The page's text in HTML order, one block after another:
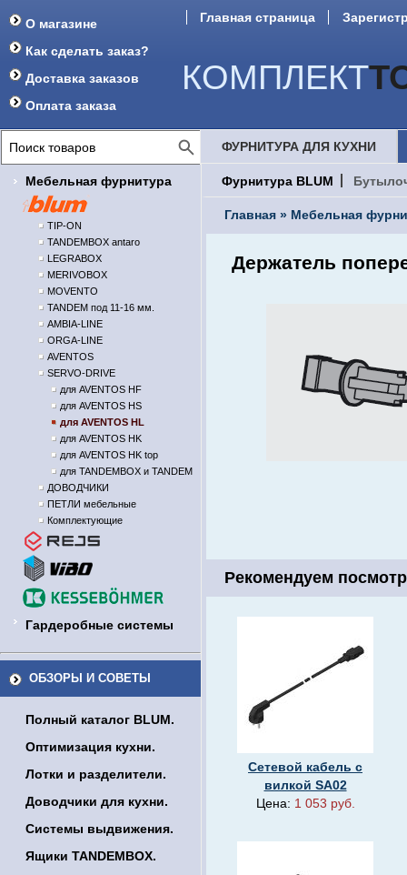
О магазине
Как сделать заказ?
Доставка заказов
Оплата заказа
Главная страница
КОМПЛЕКТ
Мебельная фурнитура
TIP-ON
TANDEMBOX antaro
LEGRABOX
MERIVOBOX
MOVENTO
TANDEM под 11-16 мм.
AMBIA-LINE
ORGA-LINE
AVENTOS
SERVO-DRIVE
для AVENTOS HF
для AVENTOS HS
для AVENTOS HL
для AVENTOS HK
для AVENTOS HK top
для TANDEMBOX и TANDEM
ДОВОДЧИКИ
ПЕТЛИ мебельные
Комплектующие
Гардеробные системы
ОБЗОРЫ И СОВЕТЫ
Полный каталог BLUM.
Оптимизация кухни.
Лотки и разделители.
Доводчики для кухни.
Системы выдвижения.
Ящики TANDEMBOX.
ФУРНИТУРА ДЛЯ КУХНИ
Фурнитура BLUM
Главная » Мебельная
Держатель
Рекомендуем
Сетевой кабель с
вилкой SA02
Цена: 1 053 руб.